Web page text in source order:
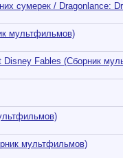
сумерек / Dragonlance:
мультфильмов)
Disney Fables (Сборник
мультфильмов)